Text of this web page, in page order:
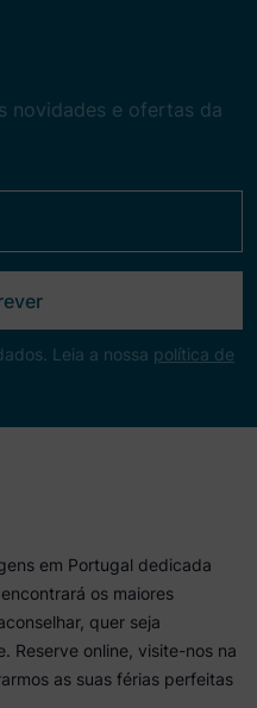
novidades e ofertas da
Leia a nossa política de
em Portugal dedicada
os maiores
quer seja
Reserve online, visite-nos na
as suas férias perfeitas